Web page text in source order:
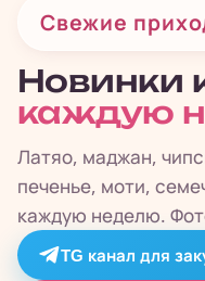
Свежие
Новинки
каждую
Латяо, маджан,
печенье, моти,
каждую неделю.
TG канал для